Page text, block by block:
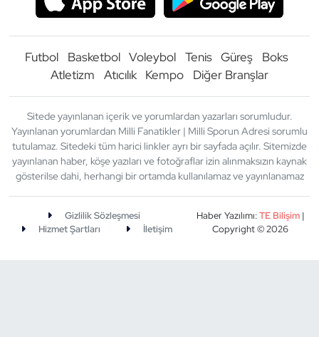
Futbol Basketbol Voleybol Tenis Güreş
Boks
Atletizm
Atıcılık Kempo Diğer Branşlar
Sitede yayınlanan içerik ve yorumlardan yazarları sorumludur.
Yayınlanan yorumlardan Milli Fanatikler | Milli Sporun Adresi sorumlu
tutulamaz. Sitedeki tüm harici linkler ayrı bir sayfada açılır. Sitemizde
yayınlanan haber, köşe yazıları ve fotoğraflar izin alınmaksızın kaynak
gösterilse dahi, herhangi bir ortamda kullanılamaz ve yayınlanamaz
Gizlilik Sözleşmesi
Hizmet Şartları
İletişim
Haber Yazılımı:TE Bilişim|
Copyright © 2026